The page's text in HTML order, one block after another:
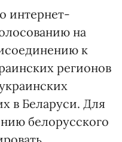
интернет-
на
к
регионов
в Беларуси. Для
белорусского